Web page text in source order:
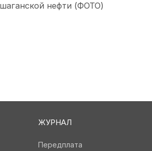
нефти (ФОТО)
ЖУРНАЛ
Передплата